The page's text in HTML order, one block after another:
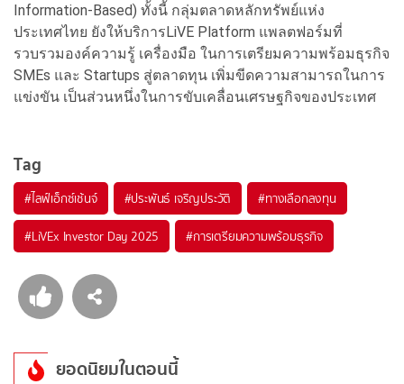
Information-Based) ทั้งนี้ กลุ่มตลาดหลักทรัพย์แห่ง
ประเทศไทย ยังให้บริการLiVE Platform แพลตฟอร์มที่
รวบรวมองค์ความรู้ เครื่องมือ ในการเตรียมความพร้อมธุรกิจ
SMEs และ Startups สู่ตลาดทุน เพิ่มขีดความสามารถในการ
แข่งขัน เป็นส่วนหนึ่งในการขับเคลื่อนเศรษฐกิจของประเทศ
Tag
#ไลฟ์เอ็กซ์เช้นจ์ #ประพันธ์ เจริญประวัติ #ทางเลือกลงทุน
#LiVEx Investor Day 2025 #การเตรียมความพร้อมธุรกิจ
ยอดนิยมในตอนนี้